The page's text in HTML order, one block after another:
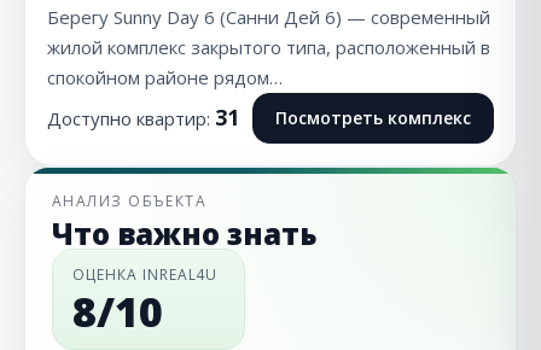
Берегу Sunny Day 6 (Санни Дей 6) — современный
жилой комплекс закрытого типа, расположенный в
спокойном районе рядом…
Доступно квартир: 31 Посмотреть комплекс
АНАЛИЗ ОБЪЕКТА
Что важно знать
ОЦЕНКА INREAL4U
8/10